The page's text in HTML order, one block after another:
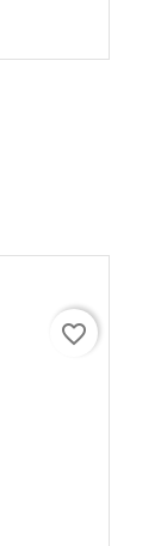
favorite_border